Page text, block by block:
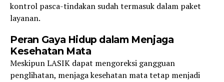
kontrol pasca-tindakan sudah termasuk dalam paket
layanan.
Peran Gaya Hidup dalam Menjaga
Kesehatan Mata
Meskipun LASIK dapat mengoreksi gangguan
penglihatan, menjaga kesehatan mata tetap menjadi